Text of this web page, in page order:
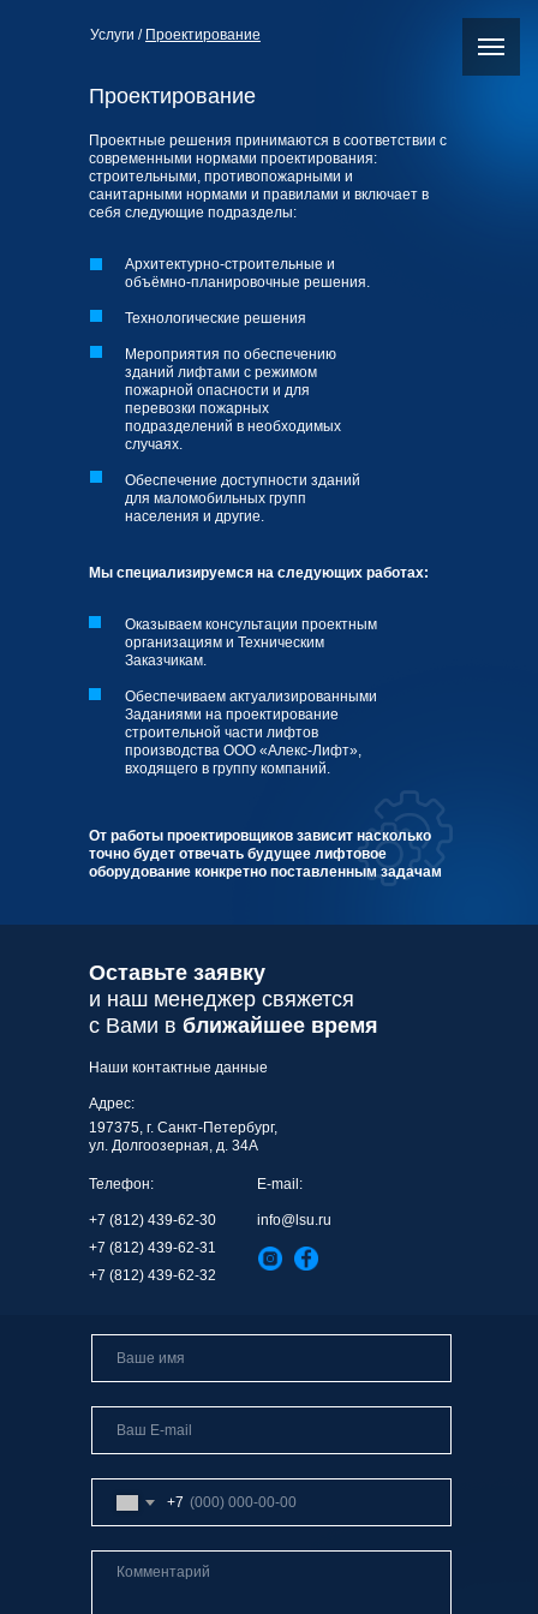
Проектные решения принимаются в соответствии с
современными нормами проектирования:
строительными, противопожарными и
санитарными нормами и правилами и включает в
себя следующие подразделы:
Проектирование
Мы специализируемся на следующих работах:
Оказываем консультации проектным
организациям и Техническим
Заказчикам.
Обеспечиваем актуализированными
Заданиями на проектирование
строительной части лифтов
производства ООО «Алекс-Лифт»,
входящего в группу компаний.
От работы проектировщиков зависит насколько
точно будет отвечать будущее лифтовое
оборудование конкретно поставленным задачам
Услуги / Проектирование
Архитектурно-строительные и
объёмно-планировочные решения.
Технологические решения
Мероприятия по обеспечению
зданий лифтами с режимом
пожарной опасности и для
перевозки пожарных
подразделений в необходимых
случаях.
Обеспечение доступности зданий
для маломобильных групп
населения и другие.
Оставьте заявку
и наш менеджер свяжется
с Вами в ближайшее время
Наши контактные данные
Телефон: E-mail:
+7 (812) 439-62-30 info@lsu.ru
Адрес:
197375, г. Санкт-Петербург,
ул. Долгоозерная, д. 34А
+7
+7 (812) 439-62-31
+7 (812) 439-62-32